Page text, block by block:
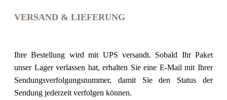
VERSAND & LIEFERUNG
Ihre Bestellung wird mit UPS versandt. Sobald Ihr Paket
unser Lager verlassen hat, erhalten Sie eine E-Mail mit Ihrer
Sendungsverfolgungsnummer, damit Sie den Status der
Sendung jederzeit verfolgen können.